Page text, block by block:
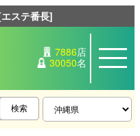
ステ番長]
7886店
30050名